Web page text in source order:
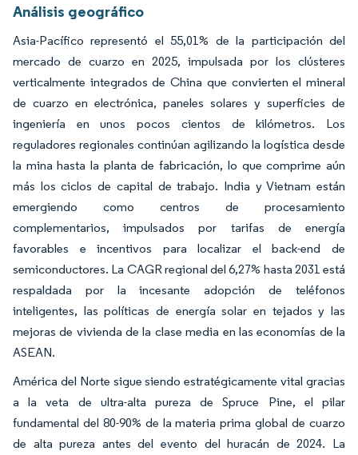
Análisis geográfico
Asia-Pacífico representó el 55,01% de la participación del
mercado de cuarzo en 2025, impulsada por los clústeres
verticalmente integrados de China que convierten el mineral
de cuarzo en electrónica, paneles solares y superficies de
ingeniería en unos pocos cientos de kilómetros. Los
reguladores regionales continúan agilizando la logística desde
la mina hasta la planta de fabricación, lo que comprime aún
más los ciclos de capital de trabajo. India y Vietnam están
emergiendo como centros de procesamiento
complementarios, impulsados por tarifas de energía
favorables e incentivos para localizar el back-end de
semiconductores. La CAGR regional del 6,27% hasta 2031 está
respaldada por la incesante adopción de teléfonos
inteligentes, las políticas de energía solar en tejados y las
mejoras de vivienda de la clase media en las economías de la
ASEAN.
América del Norte sigue siendo estratégicamente vital gracias
a la veta de ultra-alta pureza de Spruce Pine, el pilar
fundamental del 80-90% de la materia prima global de cuarzo
de alta pureza antes del evento del huracán de 2024. La